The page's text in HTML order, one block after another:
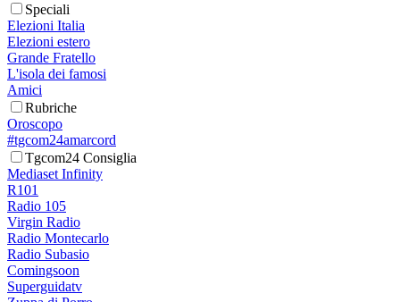
Speciali
Elezioni Italia
Elezioni estero
Grande Fratello
L'isola dei famosi
Amici
Rubriche
Oroscopo
#tgcom24amarcord
Tgcom24 Consiglia
Mediaset Infinity
R101
Radio 105
Virgin Radio
Radio Montecarlo
Radio Subasio
Comingsoon
Superguidatv